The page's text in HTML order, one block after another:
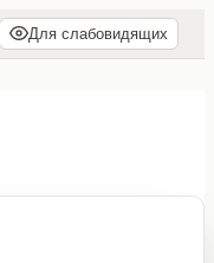
Для слабовидящих